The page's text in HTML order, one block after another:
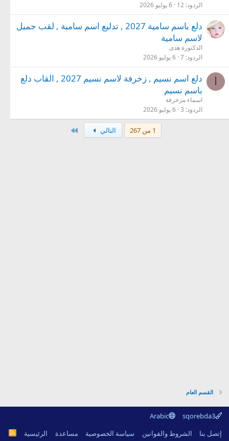
الردود 12 6 يوليو 2026
دلع باسم سامية 2027 , تدليع اسم سامية , لقب جميل
لاسم سامية
الدكتورة هدى
الردود 7 6 يوليو 2026
ا
دلع اسم نسيم , زخرفة لاسم نسيم 2027 , القاب دلع
باسم نسيم
اسماء مزخرفة
الردود 3 6 يوليو 2026
1 من 267 التالي
القسم العام
sqorebda3
Arabic
إتصل بنا
الشروط والقوانين سياسة الخصوصية مساعدة الرئيسية
R